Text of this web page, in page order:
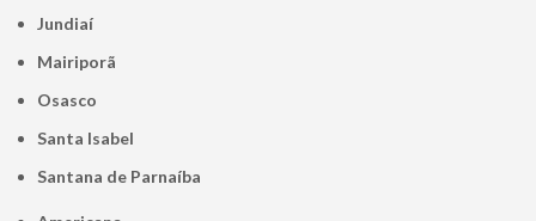
Jundiaí
Mairiporã
Osasco
Santa Isabel
Santana de Parnaíba